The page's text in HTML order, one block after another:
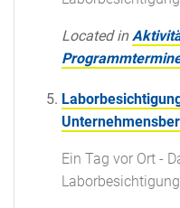
Located in
Ein Tag vor Ort -